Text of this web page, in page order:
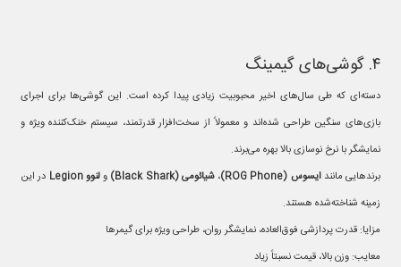
۴. گوشی‌های گیمینگ
دسته‌ای که طی سال‌های اخیر محبوبیت زیادی پیدا کرده است. این گوشی‌ها برای اجرای
بازی‌های سنگین طراحی شده‌اند و معمولاً از سخت‌افزار قدرتمند، سیستم خنک‌کننده ویژه و
نمایشگر با نرخ نوسازی بالا بهره می‌برند.
برندهایی مانندایسوس (ROG Phone) ،شیائومی(Black Shark) ولنووLegion
در این
زمینه شناخته‌شده هستند.
مزایا: قدرت پردازشی فوق‌العاده، نمایشگر روان، طراحی ویژه برای گیمرها
معایب: وزن بالا، قیمت نسبتاً زیاد